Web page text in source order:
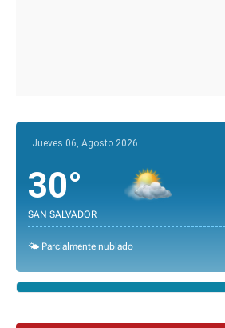
Jueves 06, Agosto 2026
30°
SAN SALVADOR
🌤️ Parcialmente nublado